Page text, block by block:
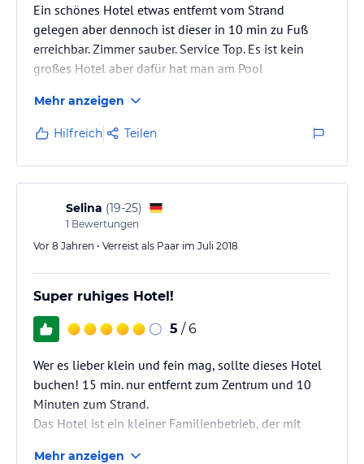
Ein schönes Hotel etwas entfernt vom Strand
gelegen aber dennoch ist dieser in 10 min zu Fuß
erreichbar. Zimmer sauber. Service Top. Es ist kein
großes Hotel aber dafür hat man am Pool
Mehr anzeigen
Hilfreich Teilen
Selina (19-25)
1 Bewertungen
Vor 8 Jahren • Verreist als Paar im Juli 2018
Super ruhiges Hotel!
5 / 6
Wer es lieber klein und fein mag, sollte dieses Hotel
buchen! 15 min. nur entfernt zum Zentrum und 10
Minuten zum Strand.
Das Hotel ist ein kleiner Familienbetrieb, der mit
Mehr anzeigen